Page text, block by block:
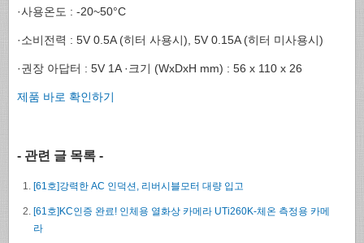
·사용온도 : -20~50°C
·소비전력 : 5V 0.5A (히터 사용시), 5V 0.15A (히터 미사용시)
·권장 아답터 : 5V 1A ·크기 (WxDxH mm) : 56 x 110 x 26
제품 바로 확인하기
- 관련 글 목록 -
[61호]강력한 AC 인덕션, 리버시블모터 대량 입고
[61호]KC인증 완료! 인체용 열화상 카메라 UTi260K-체온 측정용 카메
라